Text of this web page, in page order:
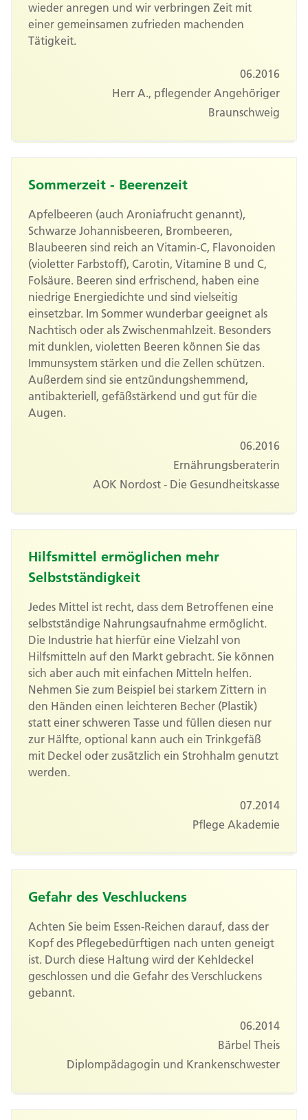
wieder anregen und wir verbringen Zeit mit
einer gemeinsamen zufrieden machenden
Tätigkeit.
06.2016
Herr A., pflegender Angehöriger
Braunschweig
Sommerzeit - Beerenzeit
Apfelbeeren (auch Aroniafrucht genannt),
Schwarze Johannisbeeren, Brombeeren,
Blaubeeren sind reich an Vitamin-C, Flavonoiden
(violetter Farbstoff), Carotin, Vitamine B und C,
Folsäure. Beeren sind erfrischend, haben eine
niedrige Energiedichte und sind vielseitig
einsetzbar. Im Sommer wunderbar geeignet als
Nachtisch oder als Zwischenmahlzeit. Besonders
mit dunklen, violetten Beeren können Sie das
Immunsystem stärken und die Zellen schützen.
Außerdem sind sie entzündungshemmend,
antibakteriell, gefäßstärkend und gut für die
Augen.
06.2016
Ernährungsberaterin
AOK Nordost - Die Gesundheitskasse
Hilfsmittel ermöglichen mehr
Selbstständigkeit
Jedes Mittel ist recht, dass dem Betroffenen eine
selbstständige Nahrungsaufnahme ermöglicht.
Die Industrie hat hierfür eine Vielzahl von
Hilfsmitteln auf den Markt gebracht. Sie können
sich aber auch mit einfachen Mitteln helfen.
Nehmen Sie zum Beispiel bei starkem Zittern in
den Händen einen leichteren Becher (Plastik)
statt einer schweren Tasse und füllen diesen nur
zur Hälfte, optional kann auch ein Trinkgefäß
mit Deckel oder zusätzlich ein Strohhalm genutzt
werden.
07.2014
Pflege Akademie
Gefahr des Veschluckens
Achten Sie beim Essen-Reichen darauf, dass der
Kopf des Pflegebedürftigen nach unten geneigt
ist. Durch diese Haltung wird der Kehldeckel
geschlossen und die Gefahr des Verschluckens
gebannt.
06.2014
Bärbel Theis
Diplompädagogin und Krankenschwester